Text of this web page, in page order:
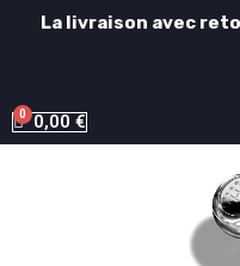
La livraison avec
0,00 €